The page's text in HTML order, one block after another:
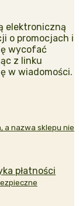
elektroniczną
o promocjach i
wycofać
z linku
w wiadomości.
a nazwa sklepu nie
płatności